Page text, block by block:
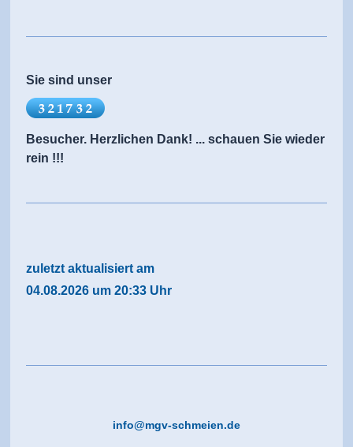
Sie sind unser
Besucher. Herzlichen Dank! ... schauen Sie wieder
rein !!!
zuletzt aktualisiert am
04.08.2026 um 20:33 Uhr
info@mgv-schmeien.de